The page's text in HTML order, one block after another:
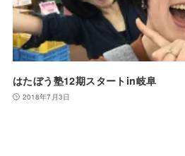
はたぼう塾12期スタートin岐阜
2018年7月3日